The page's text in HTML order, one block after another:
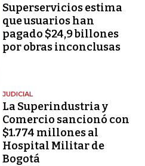
Superservicios estima
que usuarios han
pagado $24,9 billones
por obras inconclusas
JUDICIAL
La Superindustria y
Comercio sancionó con
$1.774 millones al
Hospital Militar de
Bogotá